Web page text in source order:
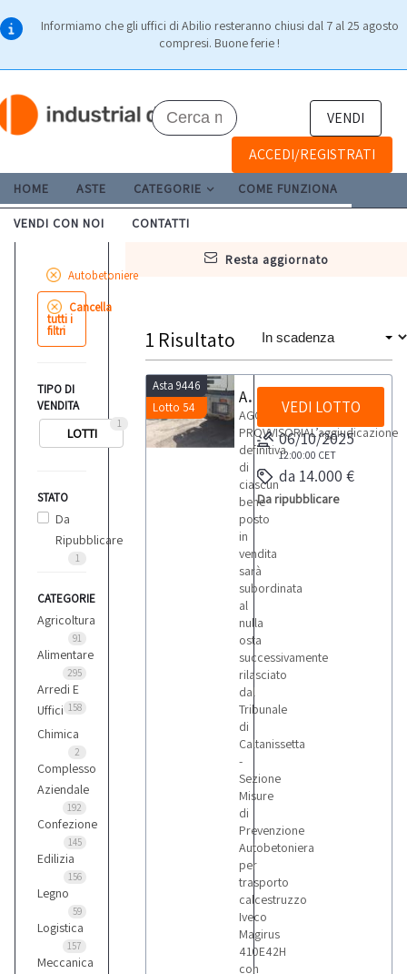
Informiamo che gli uffici di Abilio resteranno chiusi dal 7 al 25 agosto
compresi. Buone ferie !
VENDI
ACCEDI/REGISTRATI
HOME ASTE CATEGORIE COME FUNZIONA
VENDI CON NOI CONTATTI
resta aggiornato
Autobetoniere
Cancella
tutti i
filtri
TIPO DI
VENDITA
1
LOTTI
STATO
Da
Ripubblicare
1
CATEGORIE
Agricoltura
91
Alimentare
295
Arredi E
Uffici 158
Chimica
2
Complesso
Aziendale
192
Confezione
145
Edilizia
156
Legno
59
Logistica
157
Meccanica
1 Risultato
Asta 9446
Lotto 54
Autobetoniera Iveco Magirus
AGGIUDICAZIONE
PROVVISORIAL’aggiudicazione
definitiva
di
ciascun
bene
posto
in
vendita
sarà
subordinata
al
nulla
osta
successivamente
rilasciato
dal
Tribunale
di
Caltanissetta
-
Sezione
Misure
di
Prevenzione
Autobetoniera
per
trasporto
calcestruzzo
Iveco
Magirus
410E42H
con
VEDI LOTTO
06/10/2025
12:00:00 CET
da 14.000 €
Da ripubblicare